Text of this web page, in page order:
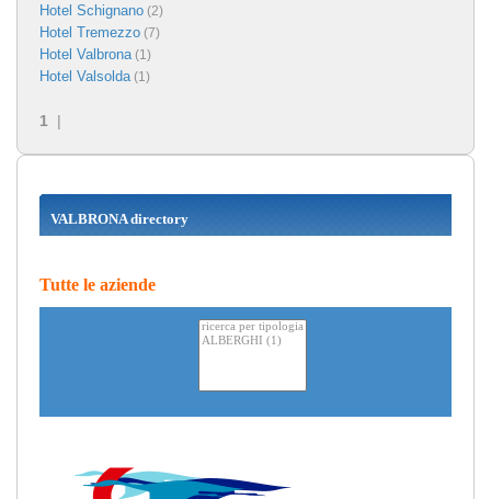
Hotel Schignano (2)
Hotel Tremezzo (7)
Hotel Valbrona(1)
Hotel Valsolda(1)
1 |
VALBRONA directory
Tutte le aziende